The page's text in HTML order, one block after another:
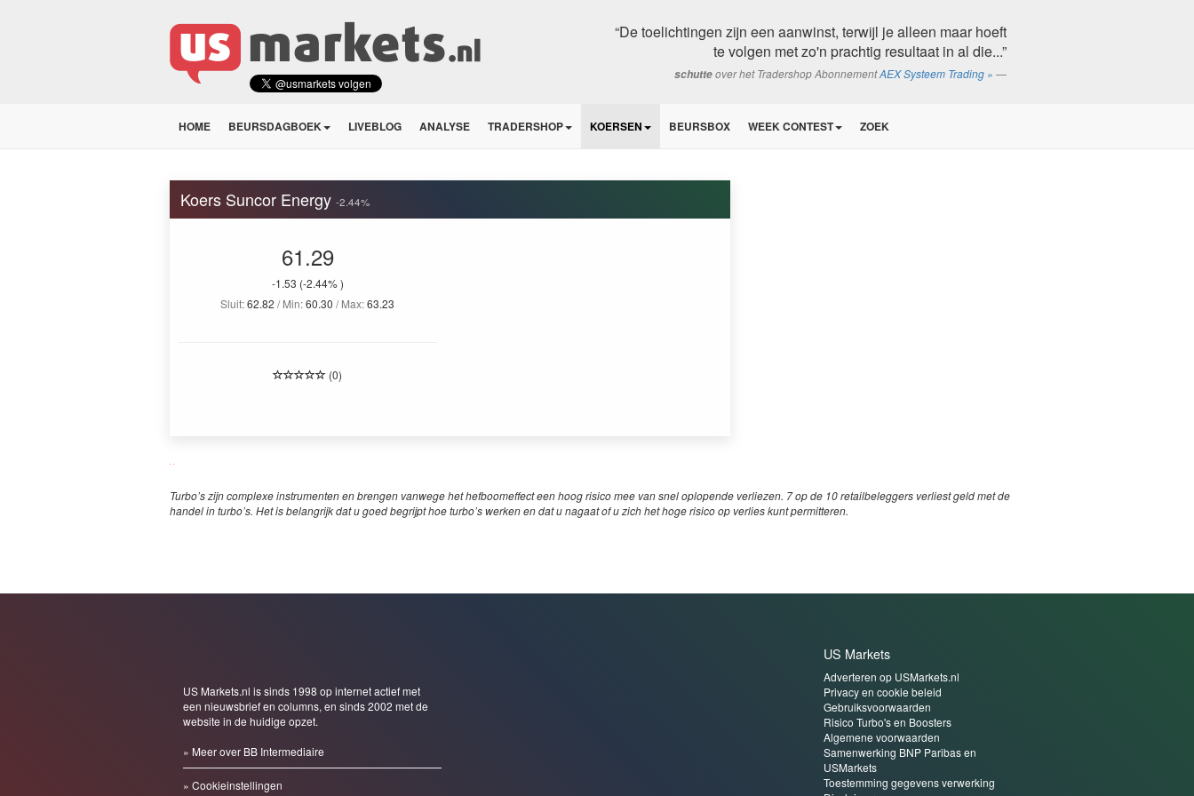
“De toelichtingen zijn een aanwinst, terwijl je alleen maar hoeft
te volgen met zo'n prachtig resultaat in al die...”
schutteover het Tradershop AbonnementAEX Systeem Trading »
HOME BEURSDAGBOEK LIVEBLOG ANALYSE TRADERSHOP KOERSEN BEURSBOX WEEK CONTEST ZOEK
Koers Suncor Energy -2.44%
61.29
-1.53 (-2.44% )
Sluit:62.82/ Min:60.30/ Max:63.23
(0)
Turbo’s zijn complexe instrumenten en brengen vanwege het hefboomeffect een hoog risico mee van snel oplopende verliezen. 7 op de 10 retailbeleggers verliest geld met de
handel in turbo’s. Het is belangrijk dat u goed begrijpt hoe turbo’s werken en dat u nagaat of u zich het hoge risico op verlies kunt permitteren.
US Markets.nl is sinds 1998 op internet actief met
een nieuwsbrief en columns, en sinds 2002 met de
website in de huidige opzet.
» Meer over BB Intermediaire
» Cookieinstellingen
US Markets
Adverteren op USMarkets.nl
Privacy en cookie beleid
Gebruiksvoorwaarden
Risico Turbo's en Boosters
Algemene voorwaarden
Samenwerking BNP Paribas en
USMarkets
Toestemming gegevens verwerking